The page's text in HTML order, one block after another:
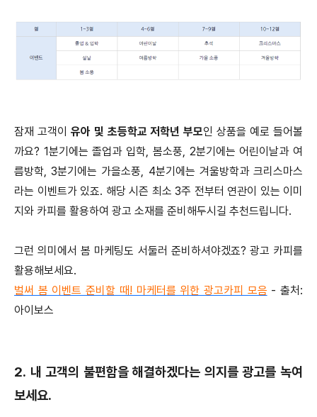
잠재 고객이 유아 및 초등학교 저학년 부모인 상품을 예로 들어볼
까요? 1분기에는 졸업과 입학, 봄소풍, 2분기에는 어린이날과 여
름방학, 3분기에는 가을소풍, 4분기에는 겨울방학과 크리스마스
라는 이벤트가 있죠. 해당 시즌 최소 3주 전부터 연관이 있는 이미
지와 카피를 활용하여 광고 소재를 준비해두시길 추천드립니다.
그런 의미에서 봄 마케팅도 서둘러 준비하셔야겠죠? 광고 카피를
활용해보세요.
벌써 봄 이벤트 준비할 때! 마케터를 위한 광고카피 모음 - 출처:
아이보스
2. 내 고객의 불편함을 해결하겠다는 의지를 광고를 녹여
보세요.